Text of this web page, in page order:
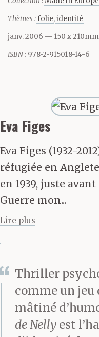
conduire à
et je le
escaliers
droite,
nul faux
évidence,
longue
d’hôtels
Le vieil
uniforme
Thèmes :folie identité
janv. 2006 — 150 x 210mm
ISBN : 978-2-915018-14-6
Eva Figes
Eva Figes (1932-
réfugiée en
en 1939, juste
Guerre mon...
Lire plus
Thriller
comme un jeu
mâtiné
de Nelly est